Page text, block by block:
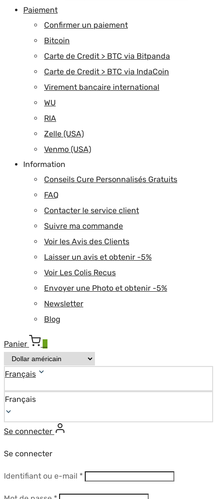
Paiement
Confirmer un paiement
Bitcoin
Carte de Credit > BTC via Bitpanda
Carte de Credit > BTC via IndaCoin
Virement bancaire international
WU
RIA
Zelle (USA)
Venmo (USA)
Information
Conseils Cure Personnalisés Gratuits
FAQ
Contacter le service client
Suivre ma commande
Voir les Avis des Clients
Laisser un avis et obtenir -5%
Voir Les Colis Recus
Envoyer une Photo et obtenir -5%
Newsletter
Blog
Panier
Français
Français
Se connecter
Se connecter
Identifiant ou e-mail *Obligatoire